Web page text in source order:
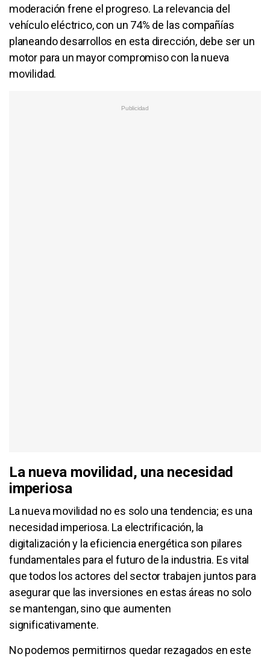
moderación frene el progreso. La relevancia del
vehículo eléctrico, con un 74% de las compañías
planeando desarrollos en esta dirección, debe ser un
motor para un mayor compromiso con la nueva
movilidad.
La nueva movilidad, una necesidad
imperiosa
La nueva movilidad no es solo una tendencia; es una
necesidad imperiosa. La electrificación, la
digitalización y la eficiencia energética son pilares
fundamentales para el futuro de la industria. Es vital
que todos los actores del sector trabajen juntos para
asegurar que las inversiones en estas áreas no solo
se mantengan, sino que aumenten
significativamente.
No podemos permitirnos quedar rezagados en este